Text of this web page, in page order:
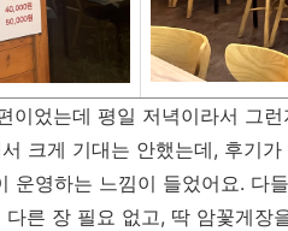
이었는데 평일 저녁이라서 그
크게 기대는 안했는데, 후기
운영하는 느낌이 들었어요. 다
다른 장 필요 없고, 딱 암꽃게장